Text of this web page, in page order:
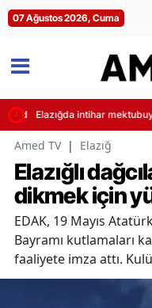
07 Ağustos 2026, Cuma
Elazığda intihar
Amed TV | Elazığ
Elazığlı
dikmek için
EDAK, 19 Mayıs
Bayramı kutlamaları
faaliyete imza attı.